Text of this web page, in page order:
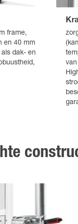
frame,
en 40 mm
dak- en